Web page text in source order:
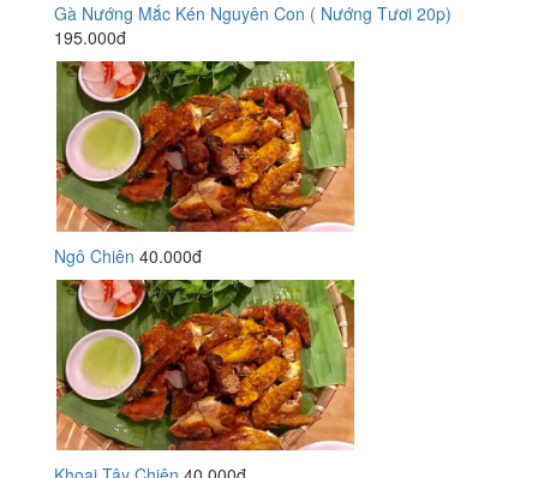
Gà Nướng Mắc Kén Nguyên Con ( Nướng Tươi 20p)
195.000đ
Ngô Chiên 40.000đ